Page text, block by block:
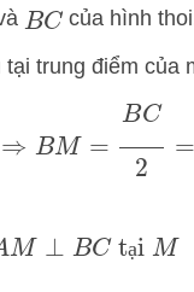
BC của hình
trung điểm của
BC2=
ạ
⊥B C tạiM